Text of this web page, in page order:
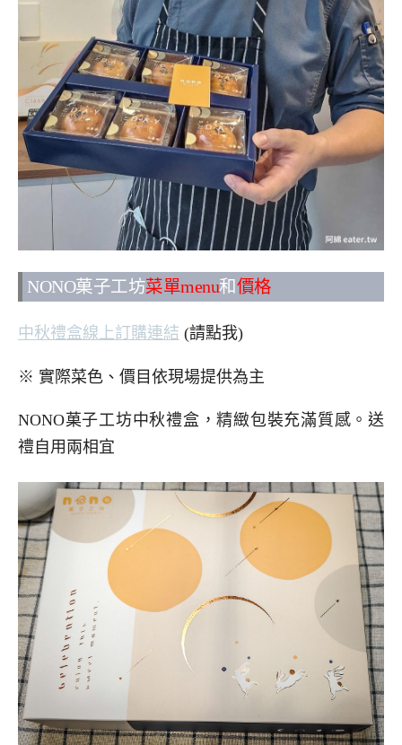
NONO菓子工坊菜單menu和價格
中秋禮盒線上訂購連結 (請點我)
※ 實際菜色、價目依現場提供為主
NONO菓子工坊中秋禮盒，精緻包裝充滿質感。送
禮自用兩相宜